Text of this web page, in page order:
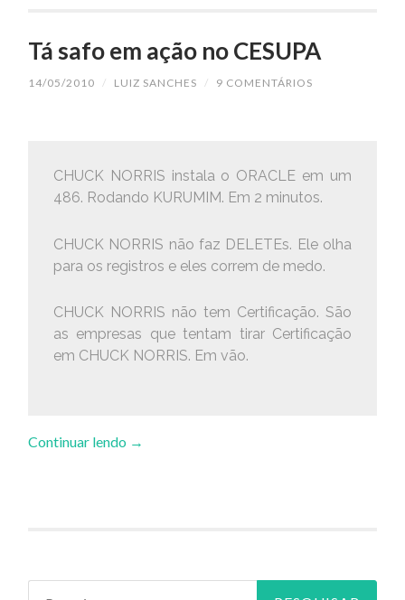
Tá safo em ação no CESUPA
14/05/2010 / LUIZ SANCHES / 9 COMENTÁRIOS
CHUCK NORRIS instala o ORACLE em um
486. Rodando KURUMIM. Em 2 minutos.
CHUCK NORRIS não faz DELETEs. Ele olha
para os registros e eles correm de medo.
CHUCK NORRIS não tem Certificação. São
as empresas que tentam tirar Certificação
em CHUCK NORRIS. Em vão.
Continuar lendo →